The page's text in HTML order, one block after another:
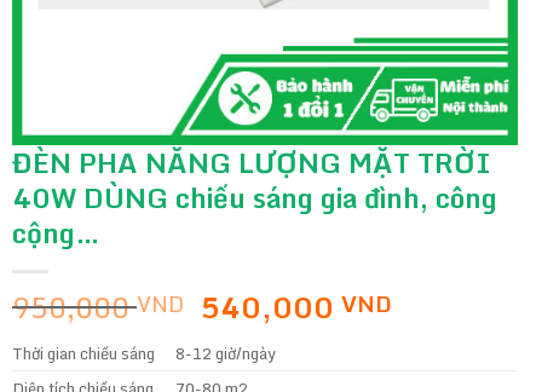
ĐÈN PHA NĂNG LƯỢNG MẶT TRỜI
40W DÙNG chiếu sáng gia đình, công
cộng…
950,000VND Giá
gốc
là:
540,000VND
Thời gian chiếu sáng
8-12 giờ/ngày